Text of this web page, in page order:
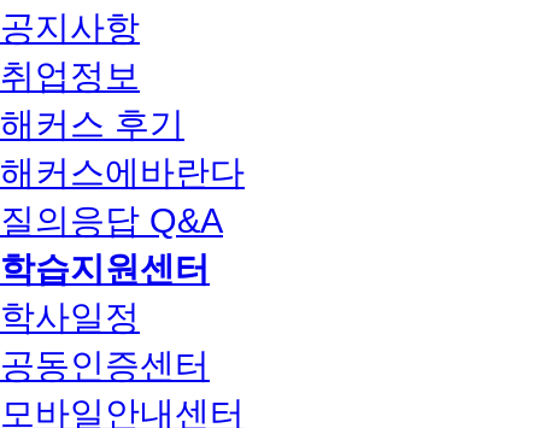
공지사항
취업정보
해커스 후기
해커스에바란다
질의응답 Q&A
학습지원센터
학사일정
공동인증센터
모바일안내센터